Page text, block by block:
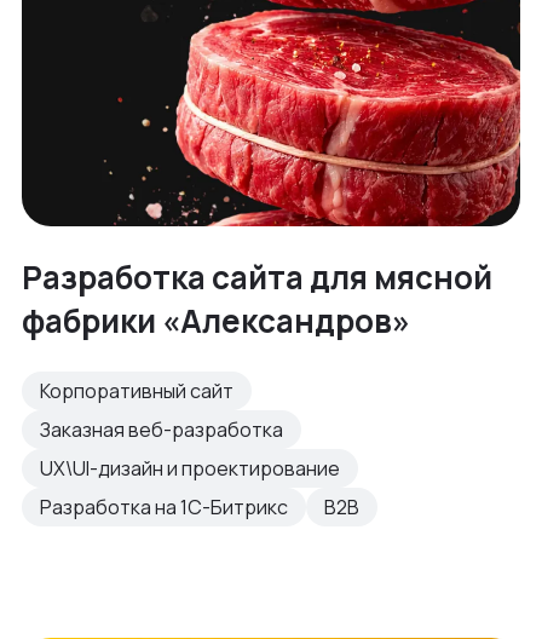
Разработка сайта для мясной
фабрики «Александров»
Корпоративный сайт
Заказная веб-разработка
UX\UI-дизайн и проектирование
Разработка на 1С-Битрикс
B2B